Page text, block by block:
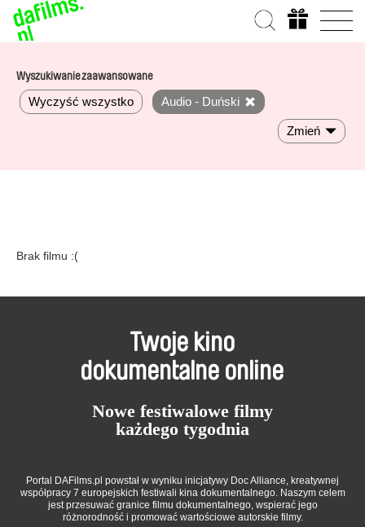
Wyszukiwanie zaawansowane
Wyczyść wszystko Audio - Duński
Zmień
Brak filmu :(
Twoje kino
dokumentalne online
Nowe festiwalowe filmy
każdego tygodnia
Portal DAFilms.pl powstał w wyniku inicjatywy Doc Alliance, kreatywnej
współpracy 7 europejskich festiwali kina dokumentalnego. Naszym celem
jest przesuwać granice filmu dokumentalnego, wspierać jego
różnorodność i promować wartościowe autorskie filmy.